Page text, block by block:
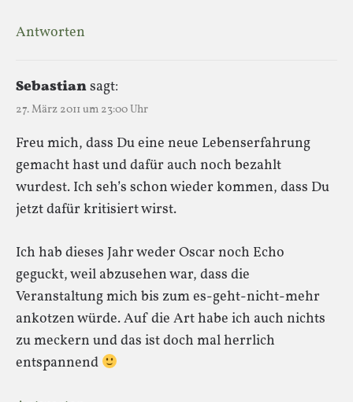
Antworten
Sebastiansagt:
27. März 2011 um 23:00 Uhr
Freu mich, dass Du eine neue Lebenserfahrung
gemacht hast und dafür auch noch bezahlt
wurdest. Ich seh’s schon wieder kommen, dass Du
jetzt dafür kritisiert wirst.
Ich hab dieses Jahr weder Oscar noch Echo
geguckt, weil abzusehen war, dass die
Veranstaltung mich bis zum es-geht-nicht-mehr
ankotzen würde. Auf die Art habe ich auch nichts
zu meckern und das ist doch mal herrlich
entspannend